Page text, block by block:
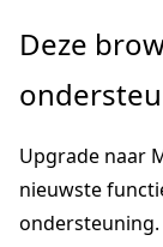
Naar
gaan
Deze
Upgrade naar
nieuwste
ondersteuning.